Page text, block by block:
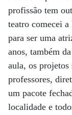
profissão tem
teatro comecei
para ser uma
anos, também
aula, os projetos
professores,
um pacote
localidade e